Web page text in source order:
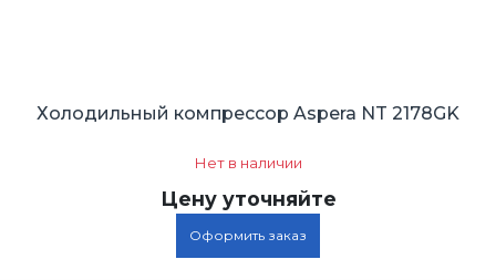
Холодильный компрессор Aspera NT 2178GK
Нет в наличии
Цену уточняйте
Оформить заказ